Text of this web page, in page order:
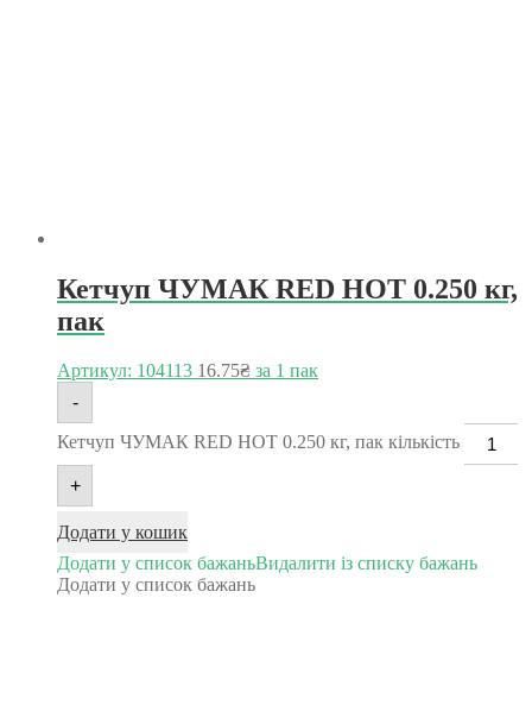
Кетчуп ЧУМАК RED HOT 0.250 кг,
пак
Артикул: 104113 16.75₴ за 1 пак
-
Кетчуп ЧУМАК RED HOT 0.250 кг, пак кількість
+
Додати у кошик
Додати у список бажаньВидалити із списку бажань
Додати у список бажань